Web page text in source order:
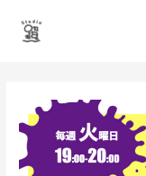
ナ
ビ
ゲ
ー